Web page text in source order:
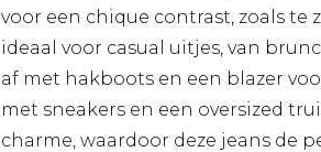
voor een chique contrast, zoals te
ideaal voor casual uitjes, van
af met hakboots en een blazer
met sneakers en een oversized
charme, waardoor deze jeans de